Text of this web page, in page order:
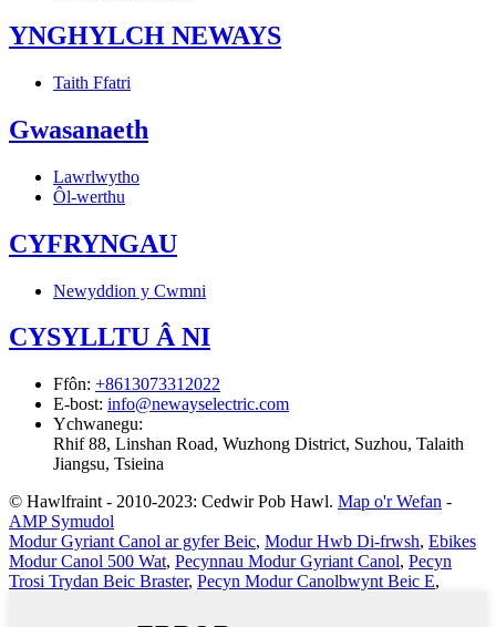
YNGHYLCH NEWAYS
Taith Ffatri
Gwasanaeth
Lawrlwytho
Ôl-werthu
CYFRYNGAU
Newyddion y Cwmni
CYSYLLTU Â NI
Ffôn: +8613073312022
E-bost: info@newayselectric.com
Ychwanegu:
Rhif 88, Linshan Road, Wuzhong District, Suzhou, Talaith
Jiangsu, Tsieina
© Hawlfraint - 2010-2023: Cedwir Pob Hawl. Map o'r Wefan -
AMP Symudol
Modur Gyriant Canol ar gyfer Beic, Modur Hwb Di-frwsh, Ebikes
Modur Canol 500 Wat, Pecynnau Modur Gyriant Canol, Pecyn
Trosi Trydan Beic Braster, Pecyn Modur Canolbwynt Beic E,